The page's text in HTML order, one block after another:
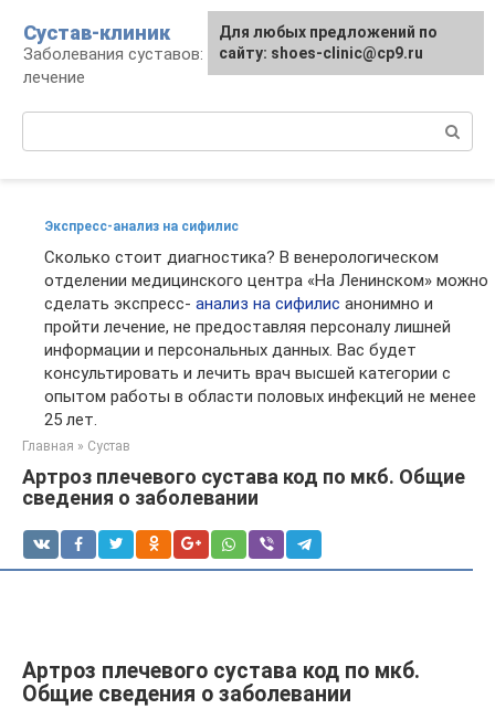
контенту
Сустав-клиник
Заболевания суставов: профилактика и
лечение
Экспресс-анализ на сифилис
Сколько стоит диагностика? В венерологическом
отделении медицинского центра «На Ленинском» можно
сделать экспресс- анализ на сифилис анонимно и
пройти лечение, не предоставляя персоналу лишней
информации и персональных данных. Вас будет
консультировать и лечить врач высшей категории с
опытом работы в области половых инфекций не менее
25 лет.
Главная » Сустав
Артроз плечевого сустава код по мкб. Общие
сведения о заболевании
Артроз плечевого сустава код по мкб.
Общие сведения о заболевании
Для любых предложений по
сайту: shoes-clinic@cp9.ru